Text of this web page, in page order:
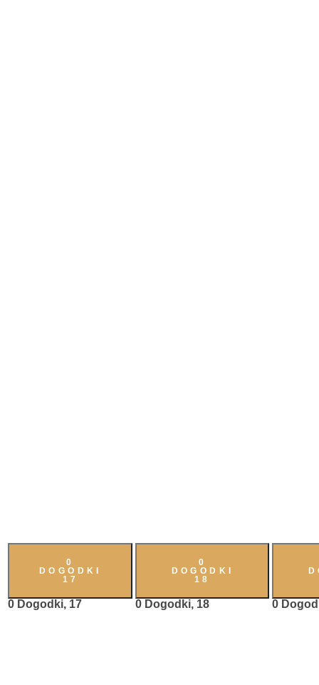
0
DOGODKI
17
0 Dogodki, 17
0
DOGODKI
18
0 Dogodki, 18 0